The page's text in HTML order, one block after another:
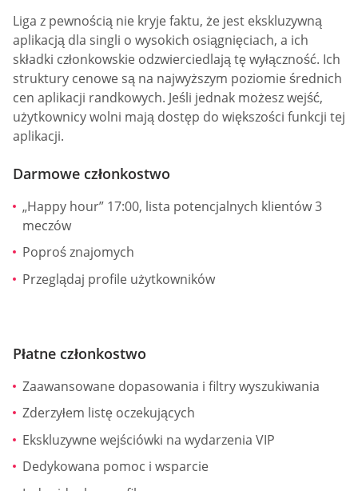
Liga z pewnością nie kryje faktu, że jest ekskluzywną
aplikacją dla singli o wysokich osiągnięciach, a ich
składki członkowskie odzwierciedlają tę wyłączność. Ich
struktury cenowe są na najwyższym poziomie średnich
cen aplikacji randkowych. Jeśli jednak możesz wejść,
użytkownicy wolni mają dostęp do większości funkcji tej
aplikacji.
Darmowe członkostwo
„Happy hour” 17:00, lista potencjalnych klientów 3
meczów
Poproś znajomych
Przeglądaj profile użytkowników
Płatne członkostwo
Zaawansowane dopasowania i filtry wyszukiwania
Zderzyłem listę oczekujących
Ekskluzywne wejściówki na wydarzenia VIP
Dedykowana pomoc i wsparcie